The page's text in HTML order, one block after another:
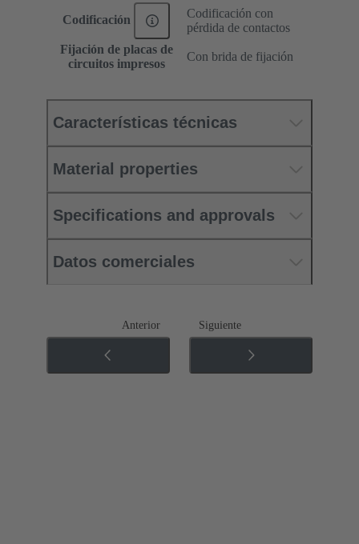
Codificación
Codificación con
pérdida de contactos
Fijación de placas de
circuitos impresos
Con brida de fijación
Características técnicas
Material properties
Specifications and approvals
Datos comerciales
Anterior Siguiente